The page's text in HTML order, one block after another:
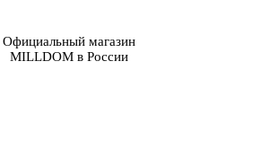
Официальный магазин
MILLDOM в России